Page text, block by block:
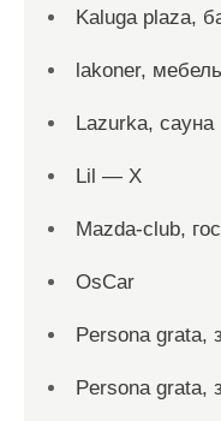
Kaluga plaza,
lakoner,
Lazurka, сауна
Lil — X
Mazda-club,
OsCar
Persona grata,
Persona grata,